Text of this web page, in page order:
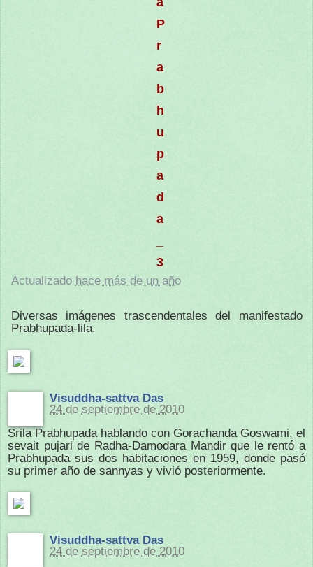
P
r
a
b
h
u
p
a
d
a
3
Actualizado hace más de un año
Diversas imágenes trascendentales del manifestado
Prabhupada-lila.
Visuddha-sattva Das
24 de septiembre de 2010
Srila Prabhupada hablando con Gorachanda Goswami, el
sevait pujari de Radha-Damodara Mandir que le rentó a
Prabhupada sus dos habitaciones en 1959, donde pasó
su primer año de sannyas y vivió posteriormente.
Visuddha-sattva Das
24 de septiembre de 2010